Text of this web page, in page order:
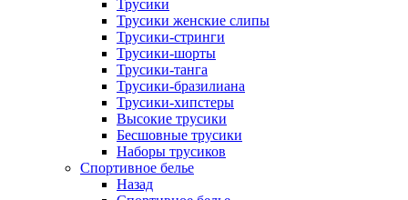
Трусики
Трусики женские слипы
Трусики-стринги
Трусики-шорты
Трусики-танга
Трусики-бразилиана
Трусики-хипстеры
Высокие трусики
Бесшовные трусики
Наборы трусиков
Спортивное белье
Назад